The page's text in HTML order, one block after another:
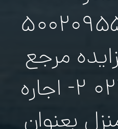
مرجع
۰۲۷۳۰۳۵۶ ۲- اجاره